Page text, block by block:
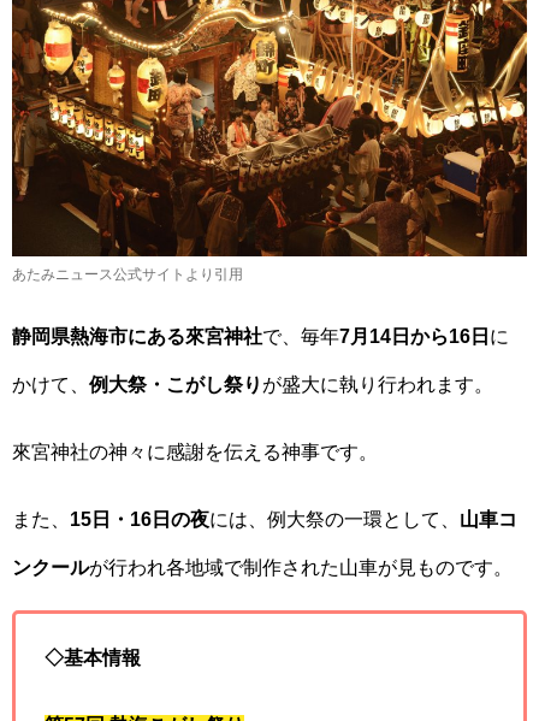
あたみニュース公式サイトより引用
静岡県熱海市にある來宮神社で、毎年7月14日から16日 に
かけて、 例大祭・こがし祭り が盛大に執り行われます。
來宮神社の神々に感謝を伝える神事です。
また、 15日・16日の夜には、例大祭の一環として、 山車コ
ンクールが行われ各地域で制作された山車が見ものです。
◇基本情報